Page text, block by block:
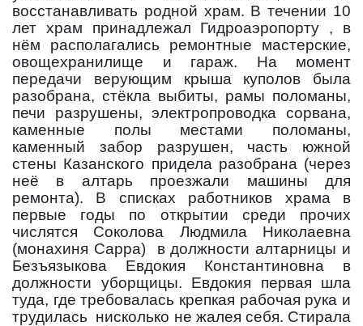
восстанавливать родной храм. В течении 10
лет храм принадлежал Гидроаэропорту , в
нём располагались ремонтные мастерские,
овощехранилище и гараж. На момент
передачи верующим крыша куполов была
разобрана, стёкла выбиты, рамы поломаны,
печи разрушены, электропроводка сорвана,
каменные полы местами поломаны,
каменный забор разрушен, часть южной
стены Казанского придела разобрана (через
неё в алтарь проезжали машины для
ремонта). В списках работников храма в
первые годы по открытии среди прочих
числятся Соколова Людмила Николаевна
(монахиня Сарра)
в должности алтарницы и
Безъязыкова Евдокия Константиновна в
должности уборщицы. Евдокия первая шла
туда, где требовалась крепкая рабочая рука и
трудилась нисколько не жалея себя. Стирала